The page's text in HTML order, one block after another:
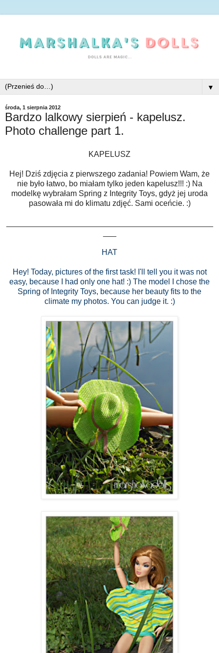
▼
środa, 1 sierpnia 2012
Bardzo lalkowy sierpień - kapelusz.
Photo challenge part 1.
KAPELUSZ
Hej! Dziś zdjęcia z pierwszego zadania! Powiem Wam, że
nie było łatwo, bo miałam tylko jeden kapelusz!!! :) Na
modelkę wybrałam Spring z Integrity Toys, gdyż jej uroda
pasowała mi do klimatu zdjęć. Sami oceńcie. :)
HAT
Hey! Today, pictures of the first task! I'll tell you it was not
easy, because I had only one hat! :) The model I chose the
Spring of Integrity Toys, because her beauty fits to the
climate my photos. You can judge it. :)